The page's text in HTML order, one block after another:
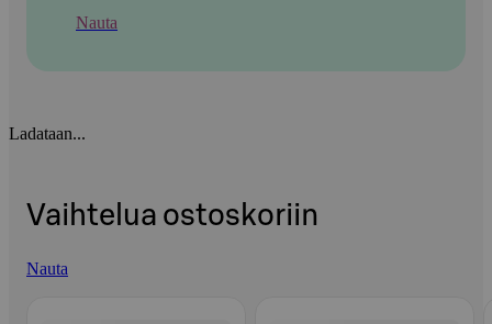
Nauta
Ladataan...
Vaihtelua ostoskoriin
Nauta